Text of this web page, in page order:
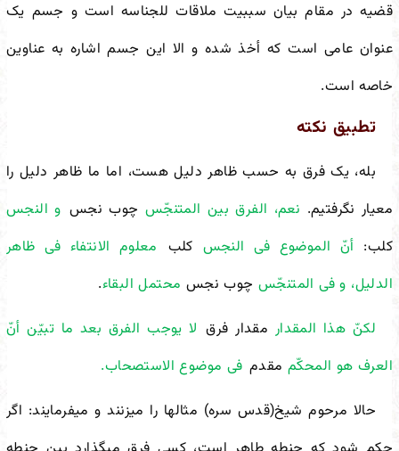
قضیه در مقام بیان سببیت ملاقات للجناسه است و جسم یک
عنوان عامی است که أخذ شده و الا این جسم اشاره به عناوین
خاصه است.
تطبیق نکته
بله، یک فرق به حسب ظاهر دلیل هست، اما ما ظاهر دلیل را
معیار نگرفتیم. نعم، الفرق بین المتنجّس چوب نجس و النجس
کلب: أنّ الموضوع فی النجس کلب معلوم الانتفاء فی ظاهر
الدلیل، و فی المتنجّس چوب نجس محتمل البقاء.
لکنّ هذا المقدار مقدار فرق لا یوجب الفرق بعد ما تبیّن أنّ
العرف هو المحکّم مقدم فی موضوع الاستصحاب.
حالا مرحوم شیخ(قدس سره) مثالها را میزنند و میفرمایند: اگر